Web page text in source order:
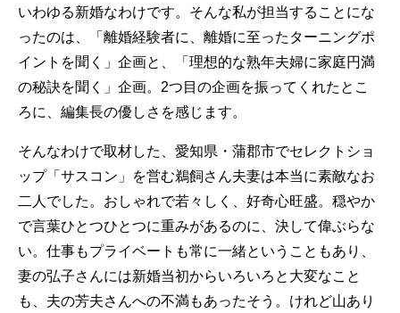
いわゆる新婚なわけです。そんな私が担当することにな
ったのは、「離婚経験者に、離婚に至ったターニングポ
イントを聞く」企画と、「理想的な熟年夫婦に家庭円満
の秘訣を聞く」企画。2つ目の企画を振ってくれたとこ
ろに、編集長の優しさを感じます。
そんなわけで取材した、愛知県・蒲郡市でセレクトショ
ップ「サスコン」を営む鵜飼さん夫妻は本当に素敵なお
二人でした。おしゃれで若々しく、好奇心旺盛。穏やか
で言葉ひとつひとつに重みがあるのに、決して偉ぶらな
い。仕事もプライベートも常に一緒ということもあり、
妻の弘子さんには新婚当初からいろいろと大変なこと
も、夫の芳夫さんへの不満もあったそう。けれど山あり